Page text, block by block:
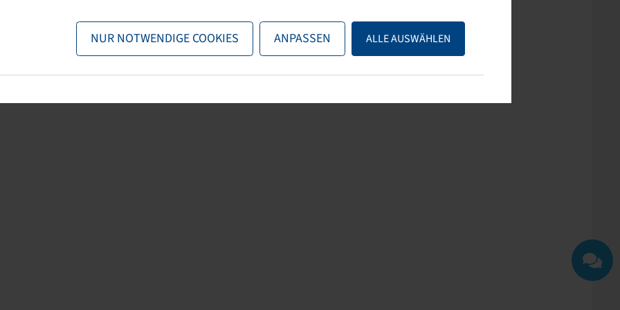
NUR NOTWENDIGE COOKIES ANPASSEN ALLE AUSWÄHLEN
zurück zur Startseite, die Suchfunktionen des Shops nutzen oder uns
direkt kontaktieren.
Tel.: +43 7221/72411–0